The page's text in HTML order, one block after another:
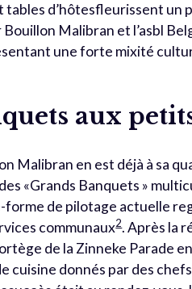
tables d’hôtesfleurissent
Malibran et l’asbl
une forte mixité
aux
Malibran en est déjà à sa
«Grands Banquets »
forme de pilotage actuelle
communaux2. Après la
de la Zinneke Parade
cuisine donnés par des